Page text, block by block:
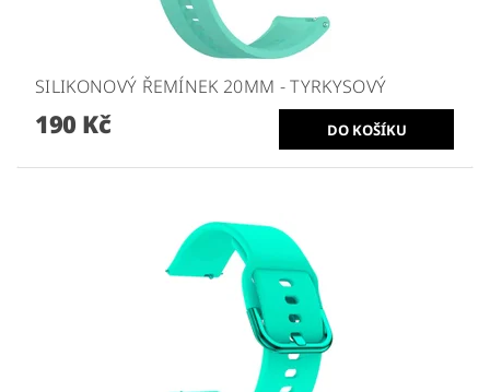
SILIKONOVÝ ŘEMÍNEK 20MM - TYRKYSOVÝ
190 Kč